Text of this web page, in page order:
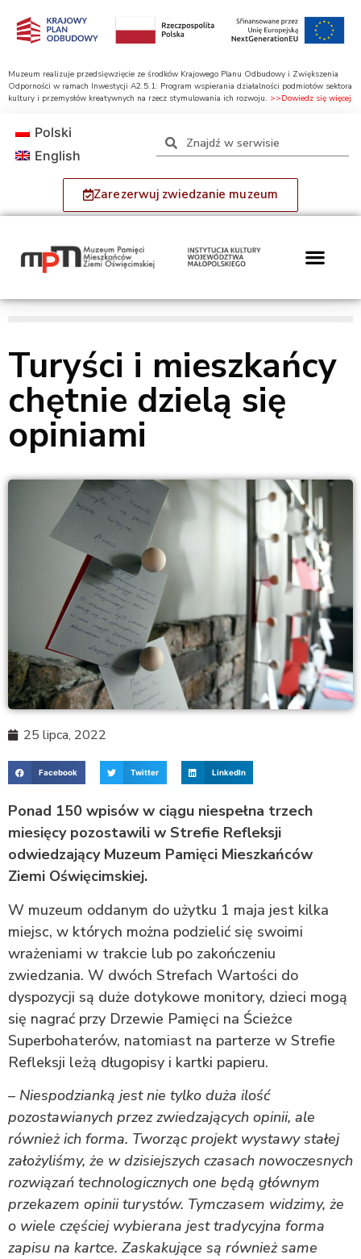
Muzeum realizuje przedsięwzięcie ze środków Krajowego Planu Odbudowy i Zwiększenia
Odporności w ramach Inwestycji A2.5.1: Program wspierania działalności podmiotów sektora
kultury i przemysłów kreatywnych na rzecz stymulowania ich rozwoju. >>Dowiedz się więcej
Zarezerwuj zwiedzanie muzeum
Polski
English
Turyści i mieszkańcy
chętnie dzielą się
opiniami
25 lipca, 2022
Facebook Twitter LinkedIn
Ponad 150 wpisów w ciągu niespełna trzech
miesięcy pozostawili w Strefie Refleksji
odwiedzający Muzeum Pamięci Mieszkańców
Ziemi Oświęcimskiej.
W muzeum oddanym do użytku 1 maja jest kilka
miejsc, w których można podzielić się swoimi
wrażeniami w trakcie lub po zakończeniu
zwiedzania. W dwóch Strefach Wartości do
dyspozycji są duże dotykowe monitory, dzieci mogą
się nagrać przy Drzewie Pamięci na Ścieżce
Superbohaterów, natomiast na parterze w Strefie
Refleksji leżą długopisy i kartki papieru.
– Niespodzianką jest nie tylko duża ilość
pozostawianych przez zwiedzających opinii, ale
również ich forma. Tworząc projekt wystawy stałej
założyliśmy, że w dzisiejszych czasach nowoczesnych
rozwiązań technologicznych one będą głównym
przekazem opinii turystów. Tymczasem widzimy, że
o wiele częściej wybierana jest tradycyjna forma
zapisu na kartce. Zaskakujące są również same